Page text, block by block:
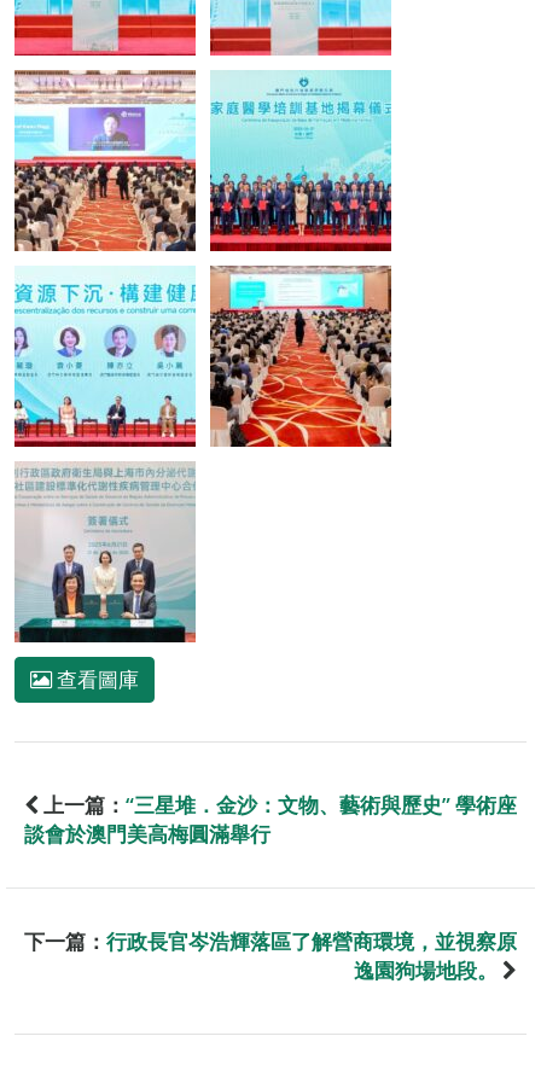
查看圖庫
上一篇： “三星堆．金沙：文物、藝術與歷史” 學術座
談會於澳門美高梅圓滿舉行
下一篇： 行政長官岑浩輝落區了解營商環境，並視察原
逸園狗場地段。